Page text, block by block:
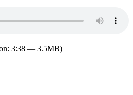
3:38 — 3.5MB)